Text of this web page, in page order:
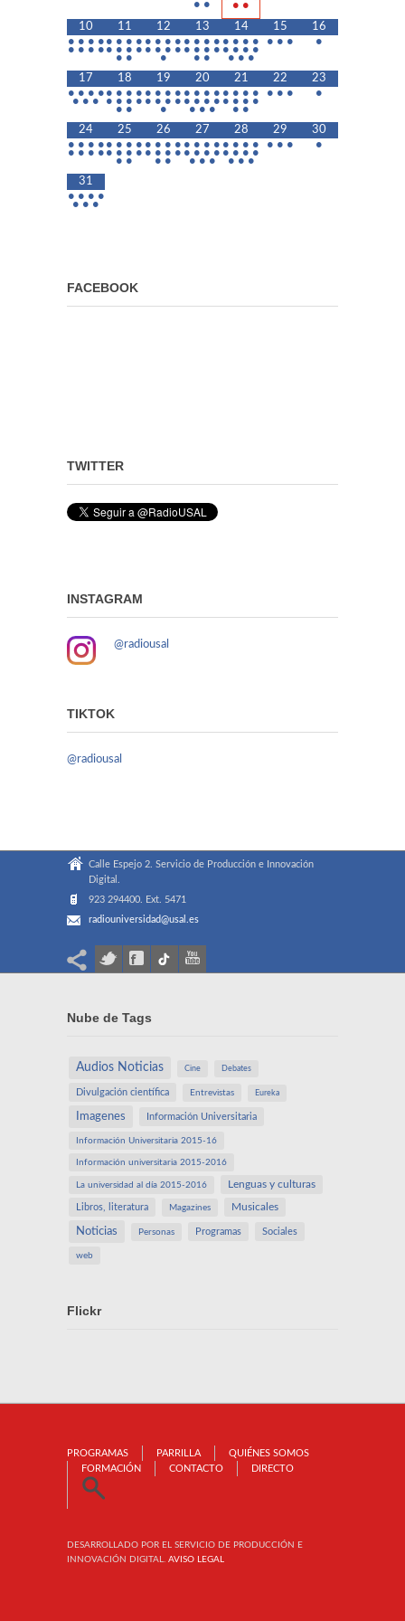
• • • •
10
• • • •
• • • •
11
• • • •
• • • •
• •
12
• • • •
• • • •
•
13
• • • •
• • • •
• •
14
• • • •
• • • •
• • •
15
• • •
16
•
17
• • • •
• • •
18
• • • •
• • • •
• •
19
• • • •
• • • •
•
20
• • • •
• • • •
• • •
21
• • • •
• • • •
• •
22
• • •
23
•
24
• • • •
• • • •
25
• • • •
• • • •
• •
26
• • • •
• • • •
• •
27
• • • •
• • • •
• • •
28
• • • •
• • • •
• • •
29
• • •
30
•
31
• • • •
• • •
FACEBOOK
TWITTER
INSTAGRAM
@radiousal
TIKTOK
@radiousal
Calle Espejo 2. Servicio de Producción e Innovación
Digital.
923 294400. Ext. 5471
radiouniversidad@usal.es
Nube de Tags
Audios Noticias Cine Debates
Divulgación científica Entrevistas Eureka
Imagenes Información Universitaria
Información Universitaria 2015-16
Información universitaria 2015-2016
La universidad al día 2015-2016 Lenguas y culturas
Libros, literatura Magazines Musicales
Noticias Personas Programas Sociales
web
Flickr
PROGRAMAS PARRILLA
QUIÉNES SOMOS
FORMACIÓN
CONTACTO DIRECTO
DESARROLLADO POR EL SERVICIO DE PRODUCCIÓN E
INNOVACIÓN DIGITAL. AVISO LEGAL